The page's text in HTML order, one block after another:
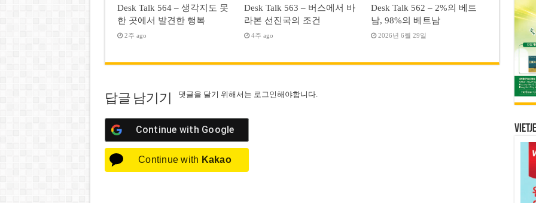
Desk Talk 564 – 생각지도 못
한 곳에서 발견한 행복
2주 ago
Desk Talk 563 – 버스에서 바
라본 선진국의 조건
4주 ago
Desk Talk 562 – 2%의 베트
남, 98%의 베트남
2026년 6월 29일
답글 남기기 댓글을 달기 위해서는 로그인해야합니다.
Continue with Google
Continue with Kakao